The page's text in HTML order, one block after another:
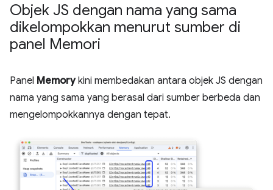
Objek JS dengan nama yang sama
dikelompokkan menurut sumber di
panel Memori
Panel Memorykini membedakan antara objek JS dengan
nama yang sama yang berasal dari sumber berbeda dan
mengelompokkannya dengan tepat.